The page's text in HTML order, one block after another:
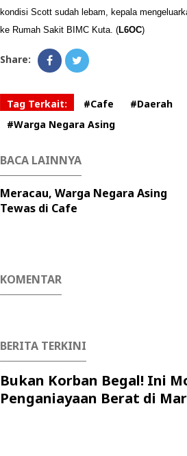
kondisi Scott sudah lebam, kepala
ke Rumah Sakit BIMC Kuta. (L6OC)
Share:
Tag Terkait: #Cafe #Daerah
#Warga Negara Asing
BACA LAINNYA
Meracau, Warga Negara Asing
Tewas di Cafe
KOMENTAR
BERITA TERKINI
Bukan Korban Begal! Ini
Penganiayaan Berat di